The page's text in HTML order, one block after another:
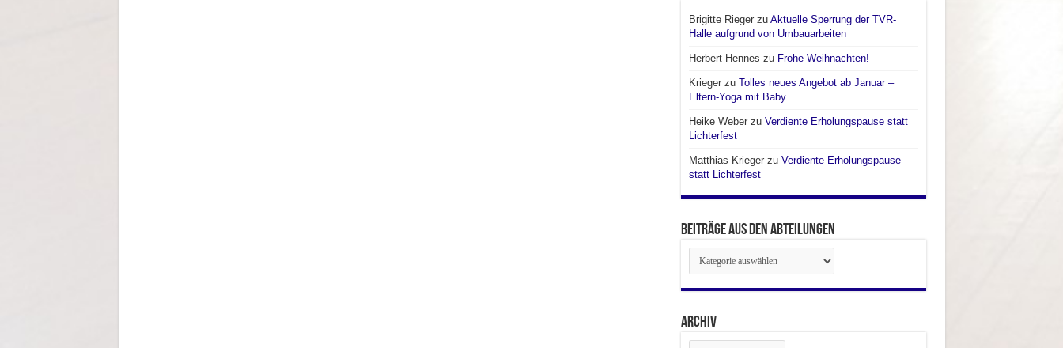
Brigitte Riegerzu Aktuelle Sperrung der TVR-
Halle aufgrund von Umbauarbeiten
Herbert Hennes zu Frohe Weihnachten!
Kriegerzu Tolles neues Angebot ab Januar –
Eltern-Yoga mit Baby
Heike Weberzu Verdiente Erholungspause statt
Lichterfest
Matthias Kriegerzu Verdiente Erholungspause
statt Lichterfest
Beiträge aus den Abteilungen
Beiträge
aus
den
Abteilungen
Archiv
Archiv